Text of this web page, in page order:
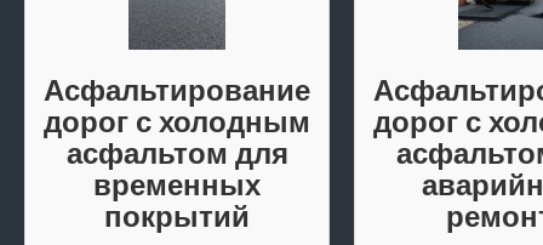
Асфальтирование
дорог с холодным
асфальтом для
временных
покрытий
дорог с